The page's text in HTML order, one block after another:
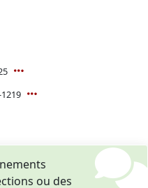
1219
ou des